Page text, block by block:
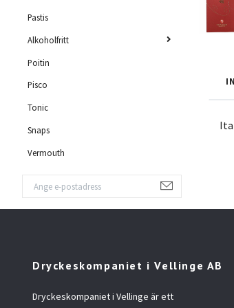
Pastis
Alkoholfritt
Poitin
Pisco
Tonic
Snaps
Vermouth
Dryckeskompaniet i Vellinge AB
Dryckeskompaniet i Vellinge är ett